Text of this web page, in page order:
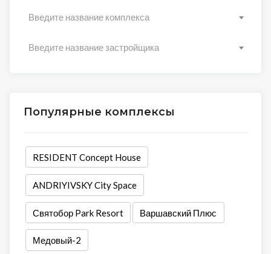
Введите название комплекса
Введите название застройщика
Популярные комплексы
RESIDENT Concept House
ANDRIYIVSKY City Space
Святобор Park Resort Варшавский Плюс
Медовый-2